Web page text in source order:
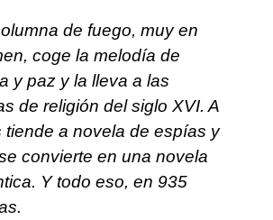
de fuego, muy en
coge la melodía de
y paz y la lleva a las
de religión del siglo XVI. A
tiende a novela de espías y
convierte en una novela
Y todo eso, en 935